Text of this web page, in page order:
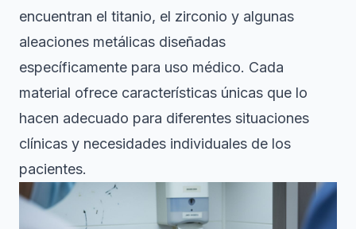
encuentran el titanio, el zirconio y algunas
aleaciones metálicas diseñadas
específicamente para uso médico. Cada
material ofrece características únicas que lo
hacen adecuado para diferentes situaciones
clínicas y necesidades individuales de los
pacientes.